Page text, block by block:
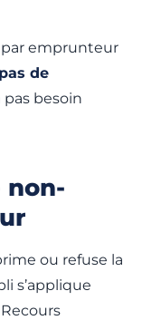
emprunteur
pas de
pas besoin
non-
ou refuse la
s’applique
Recours